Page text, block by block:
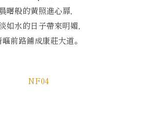
曙般的黃照進心扉，
如水的日子帶來明媚，
前路鋪成康莊大道。